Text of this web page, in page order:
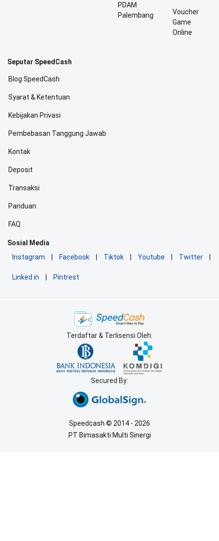
PDAM
Palembang
Voucher
Game
Online
Seputar SpeedCash
Blog SpeedCash
Syarat & Ketentuan
Kebijakan Privasi
Pembebasan Tanggung Jawab
Kontak
Deposit
Transaksi
Panduan
FAQ
Sosial Media
Instagram
Facebook Tiktok Youtube Twitter
Linked in Pintrest
Terdaftar & Terlisensi Oleh:
Secured By:
Speedcash © 2014 - 2026
PT Bimasakti Multi Sinergi